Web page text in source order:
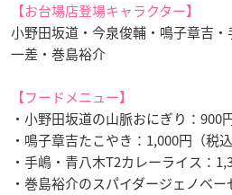
【お台場店登場キャラクター】
小野田坂道・今泉俊輔・鳴子章吉
一差・巻島裕介
【フードメニュー】
・小野田坂道の山脈おにぎり：900
・鳴子章吉たこやき：1,000円（税込
・手嶋・青八木T2カレーライス：
・巻島裕介のスパイダージェノベー